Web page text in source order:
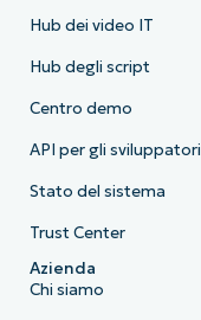
Hub dei video IT
Hub degli script
Centro demo
API per gli sviluppatori
Stato del sistema
Trust Center
Azienda
Chi siamo